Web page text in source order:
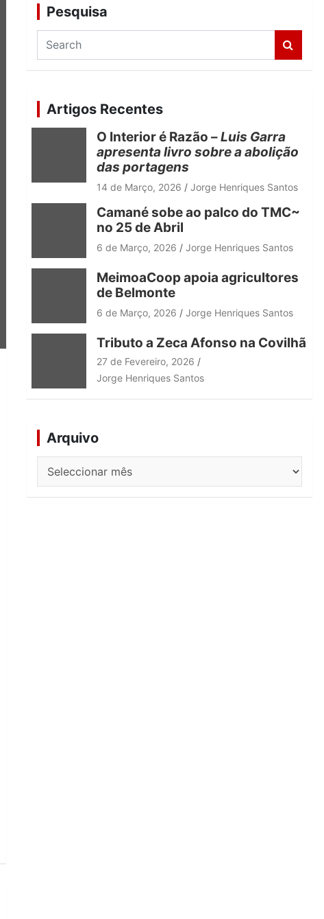
Pesquisa
a
c
h
Artigos Recentes
O Interior é Razão –Luis Garra
apresenta livro sobre a abolição
das portagens
14 de Março, 2026 Jorge Henriques Santos
Camané sobe ao palco do TMC~
no 25 de Abril
6 de Março, 2026 Jorge Henriques Santos
MeimoaCoop apoia agricultores
de Belmonte
6 de Março, 2026 Jorge Henriques Santos
Tributo a Zeca Afonso na Covilhã
27 de Fevereiro, 2026
Jorge Henriques Santos
Arquivo